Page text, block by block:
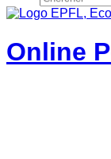
Online